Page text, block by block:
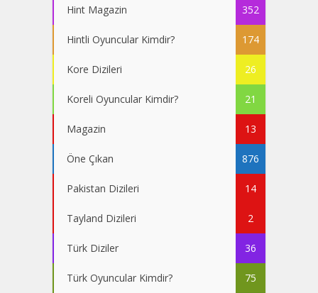
Hint Magazin 352
Hintli Oyuncular Kimdir? 174
Kore Dizileri 26
Koreli Oyuncular Kimdir? 21
Magazin 13
Öne Çıkan 876
Pakistan Dizileri 14
Tayland Dizileri 2
Türk Diziler 36
Türk Oyuncular Kimdir? 75